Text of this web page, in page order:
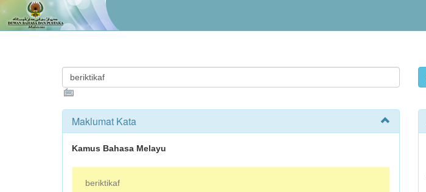
Maklumat Kata
Kamus Bahasa Melayu
beriktikaf